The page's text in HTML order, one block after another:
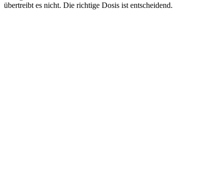
übertreibt es nicht. Die richtige Dosis ist entscheidend.